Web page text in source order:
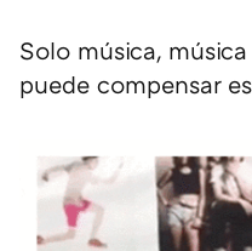
Solo música,
puede compensar